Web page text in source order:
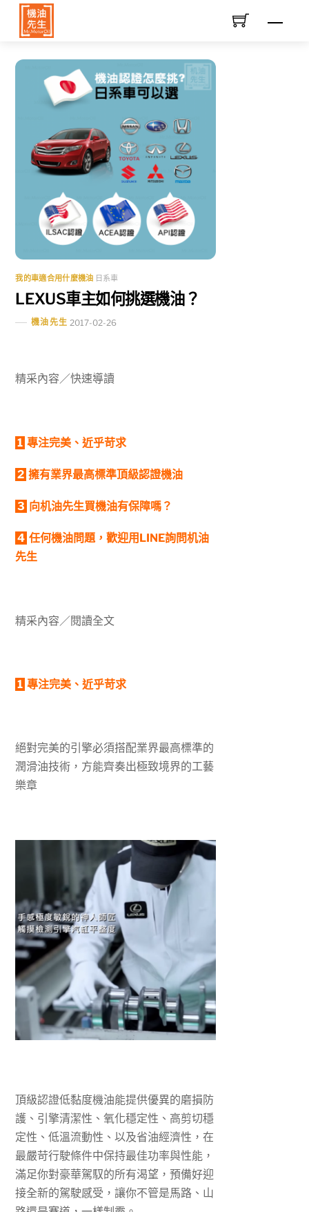
Skip
我的車適合用什麼機油 日系車
LEXUS車主如何挑選機油？
機油先生 2017-02-26
精采內容／快速導讀
1 專注完美、近乎苛求
2 擁有業界最高標準頂級認證機油
3 向机油先生買機油有保障嗎？
4 任何機油問題，歡迎用LINE詢問机油
先生
精采內容／閱讀全文
1 專注完美、近乎苛求
絕對完美的引擎必須搭配業界最高標準的
潤滑油技術，方能齊奏出極致境界的工藝
樂章
頂級認證低黏度機油能提供優異的磨損防
護、引擎清潔性、氧化穩定性、高剪切穩
定性、低溫流動性、以及省油經濟性，在
最嚴苛行駛條件中保持最佳功率與性能，
滿足你對豪華駕馭的所有渴望，預備好迎
接全新的駕駛感受，讓你不管是馬路、山